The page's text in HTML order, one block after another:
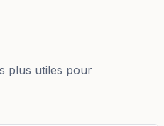
plus utiles pour